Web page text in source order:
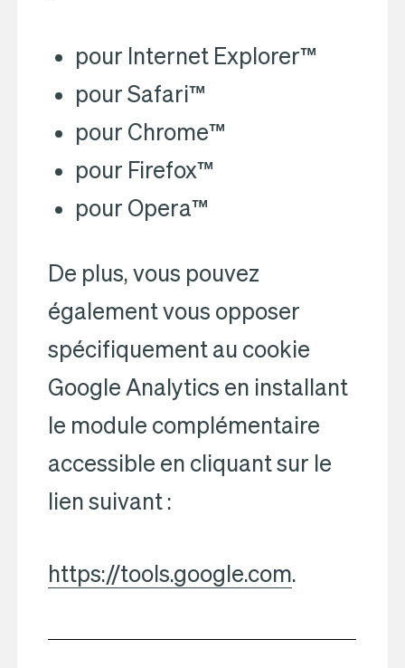
pour Internet Explorer™
pour Safari™
pour Chrome™
pour Firefox™
pour Opera™
De plus, vous pouvez
également vous opposer
spécifiquement au cookie
Google Analytics en installant
le module complémentaire
accessible en cliquant sur le
lien suivant :
https://tools.google.com.